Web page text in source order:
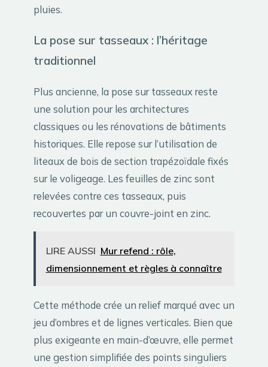
pluies.
La pose sur tasseaux : l’héritage
traditionnel
Plus ancienne, la pose sur tasseaux reste
une solution pour les architectures
classiques ou les rénovations de bâtiments
historiques. Elle repose sur l’utilisation de
liteaux de bois de section trapézoïdale fixés
sur le voligeage. Les feuilles de zinc sont
relevées contre ces tasseaux, puis
recouvertes par un couvre-joint en zinc.
LIRE AUSSI Mur refend : rôle,
dimensionnement et règles à connaître
Cette méthode crée un relief marqué avec un
jeu d’ombres et de lignes verticales. Bien que
plus exigeante en main-d’œuvre, elle permet
une gestion simplifiée des points singuliers